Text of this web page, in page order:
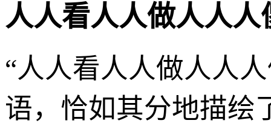
人人看人人做人人
“人人看人人做人人
语，恰如其分地描绘